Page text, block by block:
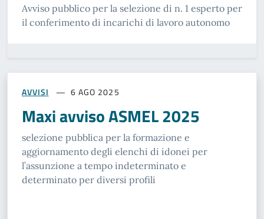
Avviso pubblico per la selezione di n. 1 esperto per
il conferimento di incarichi di lavoro autonomo
AVVISI 6 AGO 2025
Maxi avviso ASMEL 2025
selezione pubblica per la formazione e
aggiornamento degli elenchi di idonei per
l’assunzione a tempo indeterminato e
determinato per diversi profili